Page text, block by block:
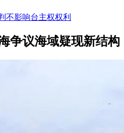
不影响台主权权利
争议海域疑现新结构